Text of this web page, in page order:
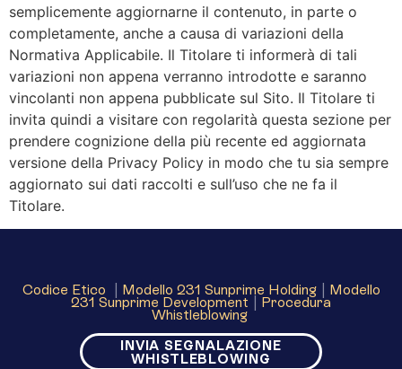
semplicemente aggiornarne il contenuto, in parte o
completamente, anche a causa di variazioni della
Normativa Applicabile. Il Titolare ti informerà di tali
variazioni non appena verranno introdotte e saranno
vincolanti non appena pubblicate sul Sito. Il Titolare ti
invita quindi a visitare con regolarità questa sezione per
prendere cognizione della più recente ed aggiornata
versione della Privacy Policy in modo che tu sia sempre
aggiornato sui dati raccolti e sull’uso che ne fa il
Titolare.
Codice Etico | Modello 231 Sunprime Holding| Modello
231 Sunprime Development | Procedura
Whistleblowing
INVIA SEGNALAZIONE
WHISTLEBLOWING